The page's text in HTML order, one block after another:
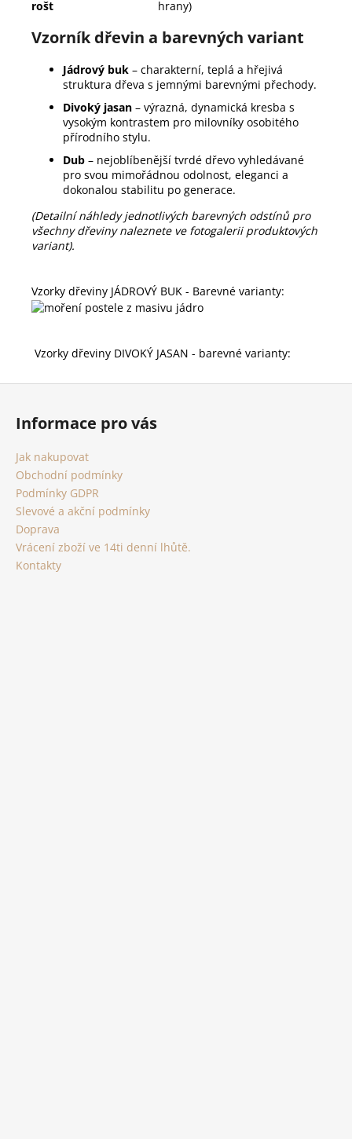
rošt
hrany)
Vzorník dřevin a barevných variant
Jádrový buk – charakterní, teplá a hřejivá
struktura dřeva s jemnými barevnými přechody.
Divoký jasan – výrazná, dynamická kresba s
vysokým kontrastem pro milovníky osobitého
přírodního stylu.
Dub – nejoblíbenější tvrdé dřevo vyhledávané
pro svou mimořádnou odolnost, eleganci a
dokonalou stabilitu po generace.
(Detailní náhledy jednotlivých barevných odstínů pro
všechny dřeviny naleznete ve fotogalerii produktových
variant).
Vzorky dřeviny JÁDROVÝ BUK - Barevné varianty:
Vzorky dřeviny DIVOKÝ JASAN - barevné varianty:
Z
Informace pro vás
Jak nakupovat
Obchodní podmínky
Podmínky GDPR
Slevové a akční podmínky
Doprava
Vrácení zboží ve 14ti denní lhůtě.
Kontakty